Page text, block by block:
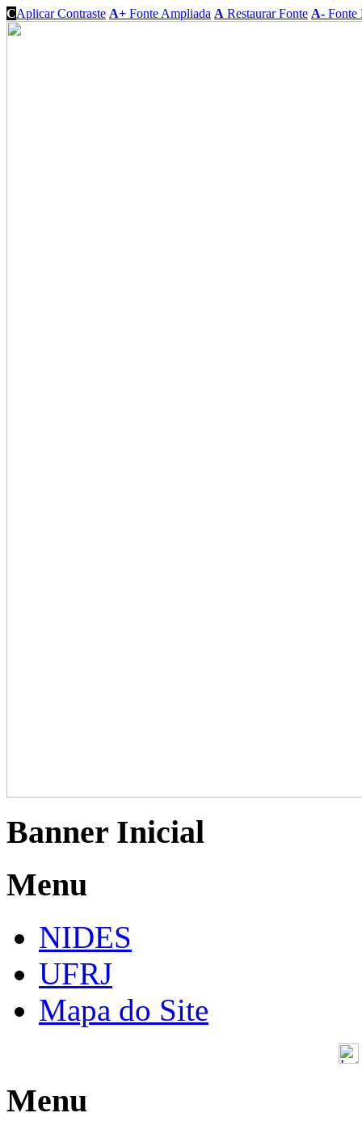
CAplicar Contraste A+ Fonte Ampliada A Restaurar Fonte A- Fonte
Banner Inicial
Menu
NIDES
UFRJ
Mapa do Site
Menu